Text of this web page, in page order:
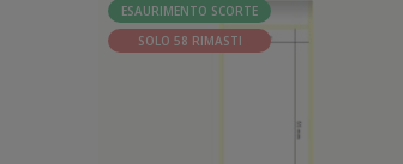
ESAURIMENTO SCORTE
SOLO 58 RIMASTI